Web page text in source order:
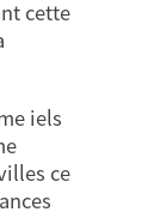
cette
iels
ce